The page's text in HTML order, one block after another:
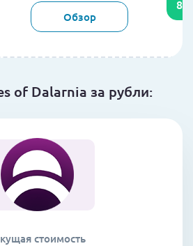
Обзор
85
of Dalarnia за рубли:
стоимость